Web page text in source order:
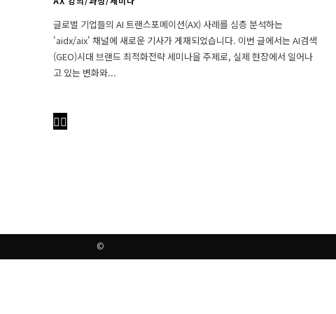
글로벌 기업들의 AI 트랜스포메이션(AX) 사례를 심층 분석하는
'aidx/aix' 채널에 새로운 기사가 게재되었습니다. 이번 글에서는 AI검색
(GEO)시대 브랜드 최적화전략 세미나을 주제로, 실제 현장에서 일어나
고 있는 변화와...
©